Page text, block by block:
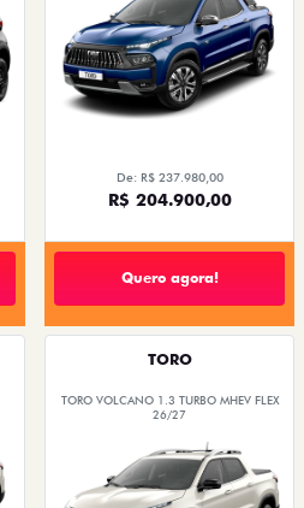
De: R$ 237.980,00
R$ 204.900,00
Quero agora!
TORO
TORO VOLCANO 1.3 TURBO MHEV FLEX
26/27